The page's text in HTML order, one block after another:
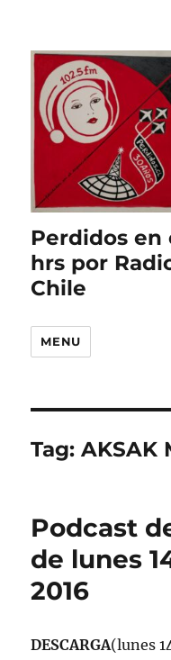
Perdidos en
hrs por
Chile
MENU
Tag:AKSAK
Podcast
de lunes
2016
DESCARGA(lunes